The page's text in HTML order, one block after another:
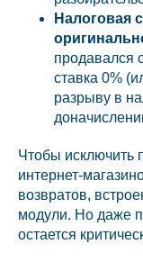
Налоговая
продавался
ставка 0%
разрыву в
Чтобы исключить
интернет-
возвратов,
модули. Но даже
остается